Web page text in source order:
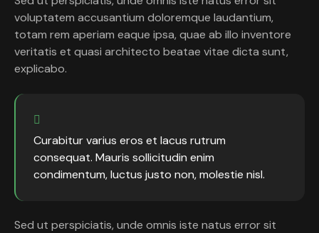
voluptatem accusantium doloremque laudantium,
totam rem aperiam eaque ipsa, quae ab illo inventore
veritatis et quasi architecto beatae vitae dicta sunt,
explicabo.
Curabitur varius eros et lacus rutrum
consequat. Mauris sollicitudin enim
condimentum, luctus justo non, molestie nisl.
Sed ut perspiciatis, unde omnis iste natus error sit